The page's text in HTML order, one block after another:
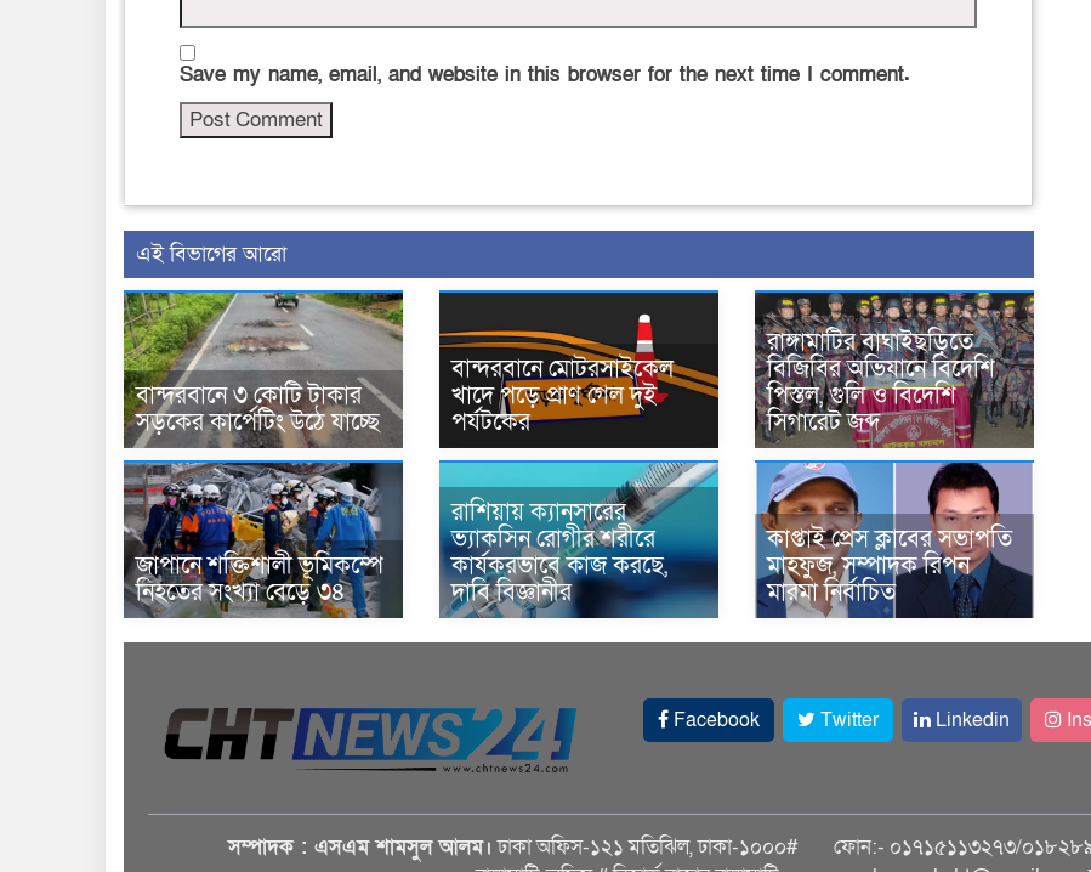
Save my name, email, and website in this browser for the next time I comment.
এই বিভাগের আরো
বান্দরবানে ৩ কোটি টাকার
সড়কের কার্পেটিং উঠে যাচ্ছে
বান্দরবানে মোটরসাইকেল
খাদে পড়ে প্রাণ গেল দুই
পর্যটকের
রাঙ্গামাটির বাঘাইছড়িতে
বিজিবির অভিযানে বিদেশি
পিস্তল, গুলি ও বিদেশি
সিগারেট জব্দ
জাপানে শক্তিশালী ভূমিকম্পে
নিহতের সংখ্যা বেড়ে ৩৪
রাশিয়ায় ক্যানসারের
ভ্যাকসিন রোগীর শরীরে
কার্যকরভাবে কাজ করছে,
দাবি বিজ্ঞানীর
কাপ্তাই প্রেস ক্লাবের সভাপতি
মাহফুজ, সম্পাদক রিপন
মারমা নির্বাচিত
Facebook Twitter Linkedin
সম্পাদক : এসএম শামসুল আলম। ঢাকা অফিস-১২১ মতিঝিল, ঢাকা-১০০০#
ফোন:- ০১৭১৫১১৩২৭৩/